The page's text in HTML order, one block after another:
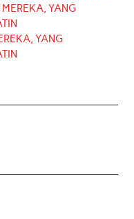
YANG
YANG